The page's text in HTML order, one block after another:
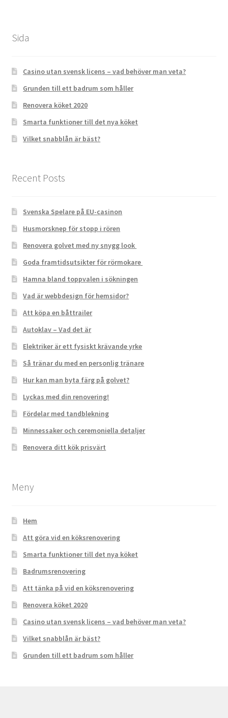
Sida
Casino utan svensk licens – vad behöver man veta?
Grunden till ett badrum som håller
Renovera köket 2020
Smarta funktioner till det nya köket
Vilket snabblån är bäst?
Recent Posts
Svenska Spelare på EU-casinon
Husmorsknep för stopp i rören
Renovera golvet med ny snygg look
Goda framtidsutsikter för rörmokare
Hamna bland toppvalen i sökningen
Vad är webbdesign för hemsidor?
Att köpa en båttrailer
Autoklav – Vad det är
Elektriker är ett fysiskt krävande yrke
Så tränar du med en personlig tränare
Hur kan man byta färg på golvet?
Lyckas med din renovering!
Fördelar med tandblekning
Minnessaker och ceremoniella detaljer
Renovera ditt kök prisvärt
Meny
Hem
Att göra vid en köksrenovering
Smarta funktioner till det nya köket
Badrumsrenovering
Att tänka på vid en köksrenovering
Renovera köket 2020
Casino utan svensk licens – vad behöver man veta?
Vilket snabblån är bäst?
Grunden till ett badrum som håller